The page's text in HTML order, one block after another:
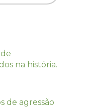
na história.
de agressão